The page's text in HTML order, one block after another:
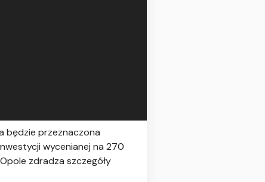
będzie przeznaczona
wycenianej na 270
zdradza szczegóły